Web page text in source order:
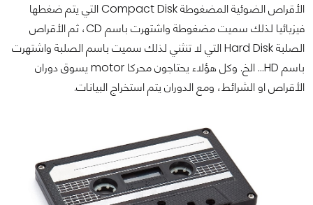
الأقراص الضوئية المضغوطة Compact Disk التي يتم ضغطها
فيزيائيا لذلك سميت مضغوطة واشتهرت باسم CD، ثم الأقراص
الصلبة Hard Disk التي لا تنثني لذلك سميت باسم الصلبة واشتهرت
باسم HD... الخ. وكل هؤلاء يحتاجون محركا motor يسوق دوران
الأقراص او الشرائط، ومع الدوران يتم استخراج البيانات.